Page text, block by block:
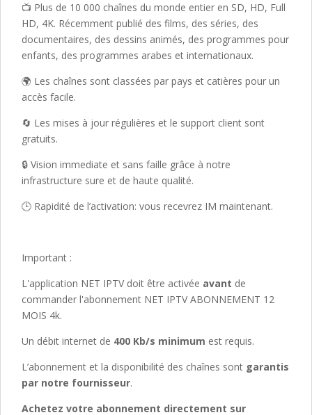
📺 Plus de 10 000 chaînes du monde entier en SD, HD, Full
HD, 4K. Récemment publié des films, des séries, des
documentaires, des dessins animés, des programmes pour
enfants, des programmes arabes et internationaux.
🌍 Les chaînes sont classées par pays et catières pour un
accès facile.
🔄 Les mises à jour régulières et le support client sont
gratuits.
🔒 Vision immediate et sans faille grâce à notre
infrastructure sure et de haute qualité.
🕒 Rapidité de l’activation: vous recevrez IM maintenant.
Important :
L'application NET IPTV doit être activée avant de
commander l'abonnement NET IPTV ABONNEMENT 12
MOIS 4k.
Un débit internet de 400 Kb/s minimum est requis.
L’abonnement et la disponibilité des chaînes sont garantis
par notre fournisseur.
Achetez votre abonnement directement sur